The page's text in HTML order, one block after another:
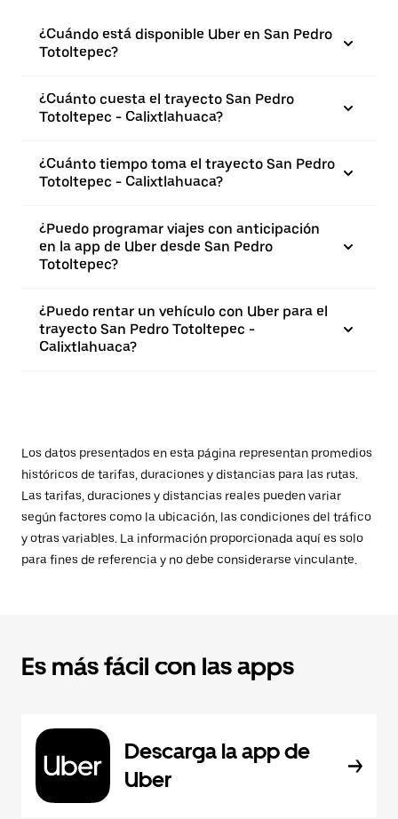
¿Cuándo está disponible Uber en San Pedro
Totoltepec?
¿Cuánto cuesta el trayecto San Pedro
Totoltepec - Calixtlahuaca?
¿Cuánto tiempo toma el trayecto San Pedro
Totoltepec - Calixtlahuaca?
¿Puedo programar viajes con anticipación
en la app de Uber desde San Pedro
Totoltepec?
¿Puedo rentar un vehículo con Uber para el
trayecto San Pedro Totoltepec -
Calixtlahuaca?
Los datos presentados en esta página representan promedios
históricos de tarifas, duraciones y distancias para las rutas.
Las tarifas, duraciones y distancias reales pueden variar
según factores como la ubicación, las condiciones del tráfico
y otras variables. La información proporcionada aquí es solo
para fines de referencia y no debe considerarse vinculante.
Es más fácil con las apps
Descarga la app de
Uber